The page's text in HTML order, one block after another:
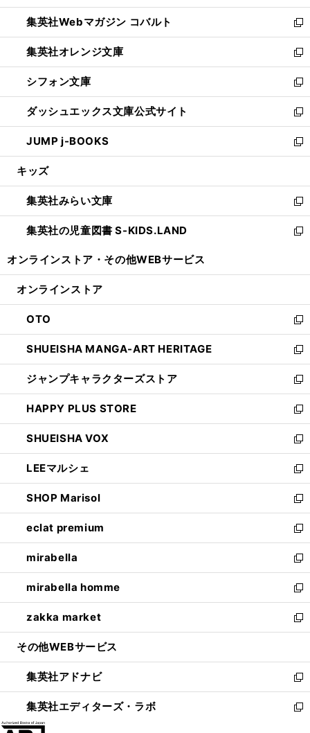
開
く
ウ
で
開
く
ン
ド
ウ
で
開
く
ウ
ィ
ン
ド
ウ
で
開
く
集英社Webマガジン コバルト
新
し
い
ウ
ィ
ン
ド
ウ
で
開
集英社オレンジ文庫
新
し
い
ウ
ィ
ン
ド
ウ
開
く
シフォン文庫
新
し
い
ウ
ィ
ン
ウ
で
開
く
ダッシュエックス文庫公式サイト
新
し
い
ウ
ン
ド
ウ
で
JUMP j-BOOKS
新
し
ウ
ィ
ン
ド
開
キッズ
集英社みらい文庫
新
し
い
ン
ウ
で
開
く
集英社の児童図書 S-KIDS.LAND
新
ウ
ン
ド
ウ
で
開
く
オンラインストア・ その他WEBサービス
オンラインストア
OTO
新
し
い
ウ
ィ
ン
ド
ウ
で
開
く
SHUEISHA MANGA-ART HERITAGE
新
し
い
ウ
ィ
ン
ド
ウ
で
開
く
ジャンプキャラクターズストア
新
し
い
ウ
ィ
ン
ド
ウ
で
開
く
HAPPY PLUS STORE
新
し
い
ウ
ィ
ン
ド
ウ
で
開
く
SHUEISHA VOX
新
し
い
ウ
ィ
ン
ド
ウ
で
開
く
LEEマルシェ
新
し
い
ウ
ィ
ン
ド
ウ
で
開
く
SHOP Marisol
新
し
い
ウ
ィ
ン
ド
ウ
で
開
eclat premium
新
し
い
ウ
ィ
ン
ド
ウ
開
く
mirabella
新
し
い
ウ
ィ
ン
ウ
で
開
く
mirabella homme
新
し
い
ウ
ン
ド
ウ
で
zakka market
新
し
ウ
ィ
ン
ド
その他WEBサービス
集英社アドナビ
新
し
い
集英社エディターズ・ラボ
新